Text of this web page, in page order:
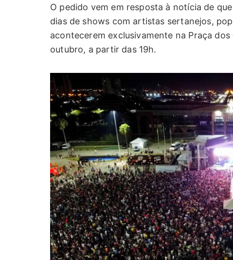
O pedido vem em resposta à notícia de
dias de shows com artistas sertanejos,
acontecerem exclusivamente na Praça
outubro, a partir das 19h.